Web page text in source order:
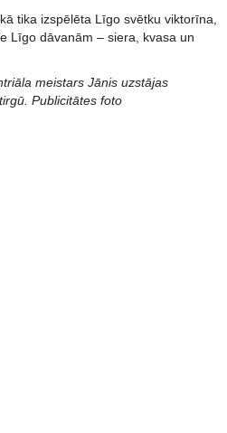
tika izspēlēta Līgo svētku viktorīna,
Līgo dāvanām – siera, kvasa un
meistars Jānis uzstājas
Publicitātes foto